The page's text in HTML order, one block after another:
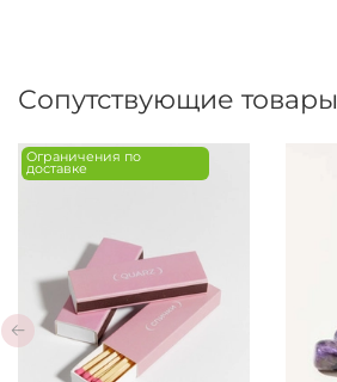
Сопутствующие товары
Ограничения по
доставке